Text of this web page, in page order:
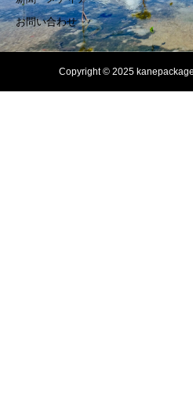
お問い合わせ
Copyright © 2025